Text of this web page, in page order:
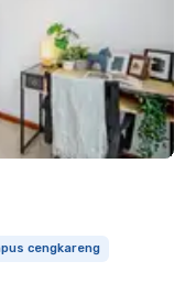
cengkareng